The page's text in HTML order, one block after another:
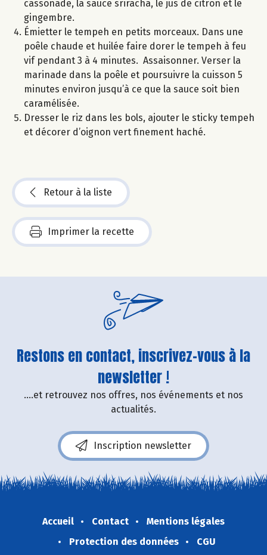
cassonade, la sauce sriracha, le jus de citron et le
gingembre.
Émietter le tempeh en petits morceaux. Dans une
poêle chaude et huilée faire dorer le tempeh à feu
vif pendant 3 à 4 minutes. Assaisonner. Verser la
marinade dans la poêle et poursuivre la cuisson 5
minutes environ jusqu’à ce que la sauce soit bien
caramélisée.
Dresser le riz dans les bols, ajouter le sticky tempeh
et décorer d’oignon vert finement haché.
Retour à la liste
Imprimer la recette
Restons en contact, inscrivez-vous à la
newsletter !
....et retrouvez nos offres, nos événements et nos
actualités.
Inscription newsletter
Accueil Contact
Mentions légales
Protection des données
CGU